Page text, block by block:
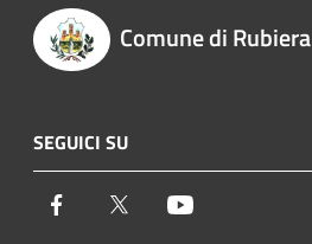
Comune di Rubiera
SEGUICI SU
Facebook Twitter